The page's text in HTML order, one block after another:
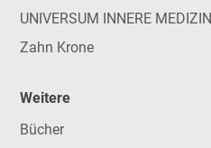
UNIVERSUM INNERE MEDIZIN
Zahn Krone
Weitere
Bücher